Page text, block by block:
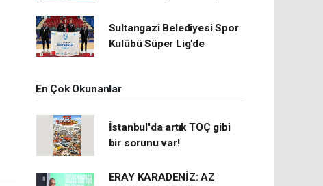
Sultangazi Belediyesi Spor
Kulübü Süper Lig’de
En Çok Okunanlar
İstanbul'da artık TOÇ gibi
bir sorunu var!
ERAY KARADENİZ: AZ